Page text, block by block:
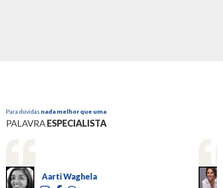
Para dúvidas nada melhor que uma
PALAVRAESPECIALISTA
Aarti Waghela